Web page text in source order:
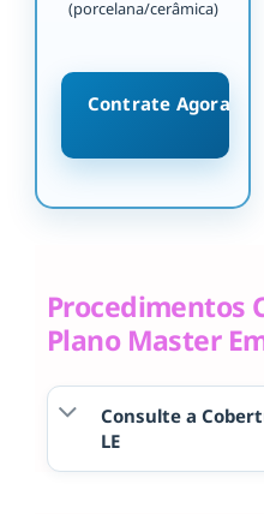
(porcelana/cerâmica)
Contrate Agora
Procedimentos
Plano Master
Consulte a
LE